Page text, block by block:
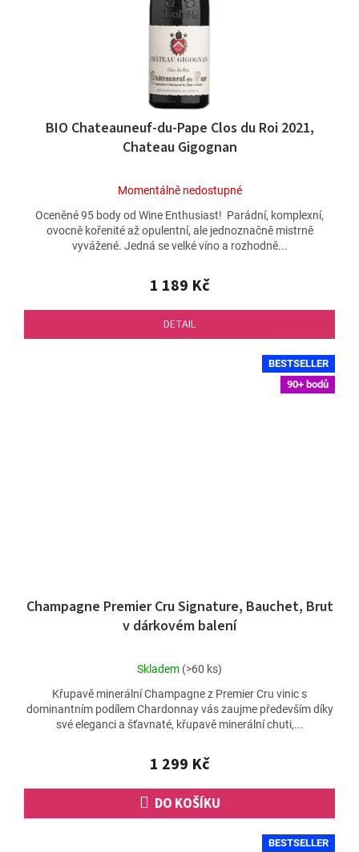
BIO Chateauneuf-du-Pape Clos du Roi 2021,
Chateau Gigognan
Průměrné
produktu
je
5,0
5
hvězdiček.
Momentálně nedostupné
1 189 Kč
DETAIL
Oceněné 95 body od Wine Enthusiast! Parádní, komplexní,
ovocně kořenité až opulentní, ale jednoznačně mistrně
vyvážené. Jedná se velké víno a rozhodně...
BESTSELLER
90+ bodů
Champagne Premier Cru Signature, Bauchet, Brut
v dárkovém balení
Průměrné
produktu
je
4,6
5
hvězdiček.
Skladem (>60 ks)
1 299 Kč
DO KOŠÍKU
Křupavě minerální Champagne z Premier Cru vinic s
dominantním podílem Chardonnay vás zaujme především díky
své eleganci a šťavnaté, křupavě minerální chuti,...
BESTSELLER